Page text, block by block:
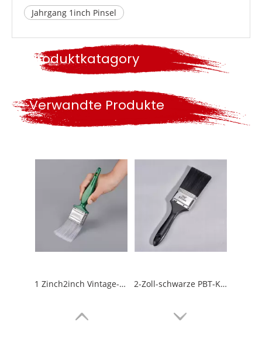
Jahrgang 1inch Pinsel
Produktkatagory
Verwandte Produkte
1 Zinch2inch Vintage-Kunststoff-Griff-Pinsel-Wand 2-Zoll-schwarze PBT-Kunststoff-Händelöl-basierter einfacher sauberer Pinsel